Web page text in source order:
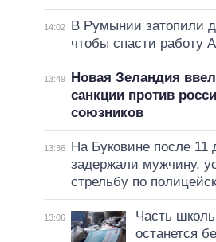
14:02
В Румынии затопили
чтобы спасти работу
13:49
Новая Зеландия
санкции против
союзников
13:36
На Буковине после 11
задержали мужчину,
стрельбу по
13:06
Часть
останется